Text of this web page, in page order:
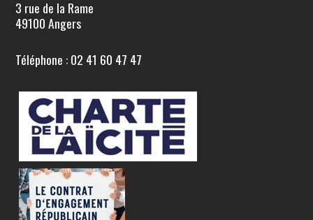
3 rue de la Rame
49100 Angers
Téléphone : 02 41 60 47 47